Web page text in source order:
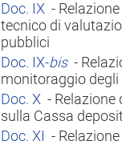
Doc. IX -
tecnico di
pubblici
Doc. IX-bis -
monitoraggio
Doc. X -
sulla Cassa
Doc. XI
-